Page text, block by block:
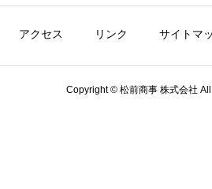
アクセス リンク サイトマ
Copyright © 松前商事 株式会社